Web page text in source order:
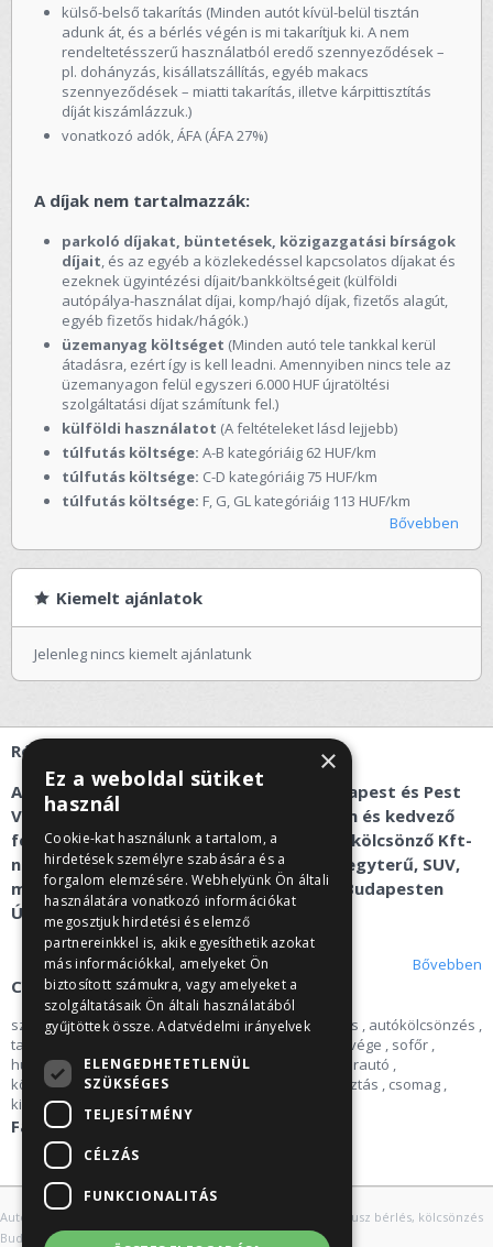
külső-belső takarítás (Minden autót kívül-belül tisztán
adunk át, és a bérlés végén is mi takarítjuk ki. A nem
rendeltetésszerű használatból eredő szennyeződések –
pl. dohányzás, kisállatszállítás, egyéb makacs
szennyeződések – miatti takarítás, illetve kárpittisztítás
díját kiszámlázzuk.)
vonatkozó adók, ÁFA (ÁFA 27%)
A díjak nem tartalmazzák:
parkoló díjakat, büntetések, közigazgatási bírságok
díjait, és az egyéb a közlekedéssel kapcsolatos díjakat és
ezeknek ügyintézési díjait/bankköltségeit (külföldi
autópálya-használat díjai, komp/hajó díjak, fizetős alagút,
egyéb fizetős hidak/hágók.)
üzemanyag költséget (Minden autó tele tankkal kerül
átadásra, ezért így is kell leadni. Amennyiben nincs tele az
üzemanyagon felül egyszeri 6.000 HUF újratöltési
szolgáltatási díjat számítunk fel.)
külföldi használatot (A feltételeket lásd lejjebb)
túlfutás költsége: A-B kategóriáig 62 HUF/km
túlfutás költsége: C-D kategóriáig 75 HUF/km
túlfutás költsége: F, G, GL kategóriáig 113 HUF/km
Bővebben
Kiemelt ajánlatok
Jelenleg nincs kiemelt ajánlatunk
Rólunk
Az autóbérlés és kisbusz kölcsönzés Budapest és Pest
Vármegye területén gyorsan, egyszerűen és kedvező
feltételekkel érhető el a Recent Car autókölcsönző Kft-
nél. Alsó-, közép-, nagykategóriás autó, egyterű, SUV,
mikrobusz kölcsönzés és kisbusz bérlés Budapesten
Újbudán, Törökbálinton.
Bővebben
Címkék
szállítás,Autóbérlés,Sziget,Opel ,áfa,autóbérlés , autókölcsönzés ,
tartós bérlet
hosszú hétvége , sofőr ,
húsvét,csapatépítés,Pünkösd,autó bérautó ,
középkategóriás,Balaton választás , csomag ,
kirándulás
Budaörs karácsony
Facebook
Autókölcsönzés Budapest
Mikrobusz bérlés, kölcsönzés
Budapest|
×
Ez a weboldal sütiket
használ
Cookie-kat használunk a tartalom, a
hirdetések személyre szabására és a
forgalom elemzésére. Webhelyünk Ön általi
használatára vonatkozó információkat
megosztjuk hirdetési és elemző
partnereinkkel is, akik egyesíthetik azokat
más információkkal, amelyeket Ön
biztosított számukra, vagy amelyeket a
szolgáltatásaik Ön általi használatából
gyűjtöttek össze.Adatvédelmi irányelvek
ELENGEDHETETLENÜL
SZÜKSÉGES
TELJESÍTMÉNY
CÉLZÁS
FUNKCIONALITÁS